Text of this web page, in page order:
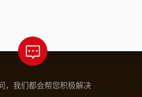
，我们都会帮您积极解决